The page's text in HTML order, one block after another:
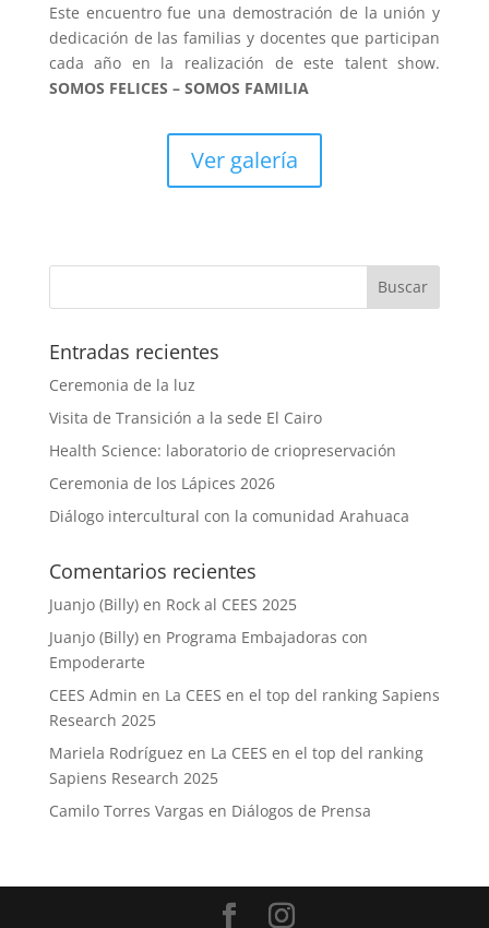
Este encuentro fue una demostración de la unión y
dedicación de las familias y docentes que participan
cada año en la realización de este talent show.
SOMOS FELICES – SOMOS FAMILIA
Ver galería
Entradas recientes
Ceremonia de la luz
Visita de Transición a la sede El Cairo
Health Science: laboratorio de criopreservación
Ceremonia de los Lápices 2026
Diálogo intercultural con la comunidad Arahuaca
Comentarios recientes
Juanjo (Billy)en Rock al CEES 2025
Juanjo (Billy)en Programa Embajadoras con
Empoderarte
CEES Admin en La CEES en el top del ranking Sapiens
Research 2025
Mariela Rodríguez en La CEES en el top del ranking
Sapiens Research 2025
Camilo Torres Vargas en Diálogos de Prensa